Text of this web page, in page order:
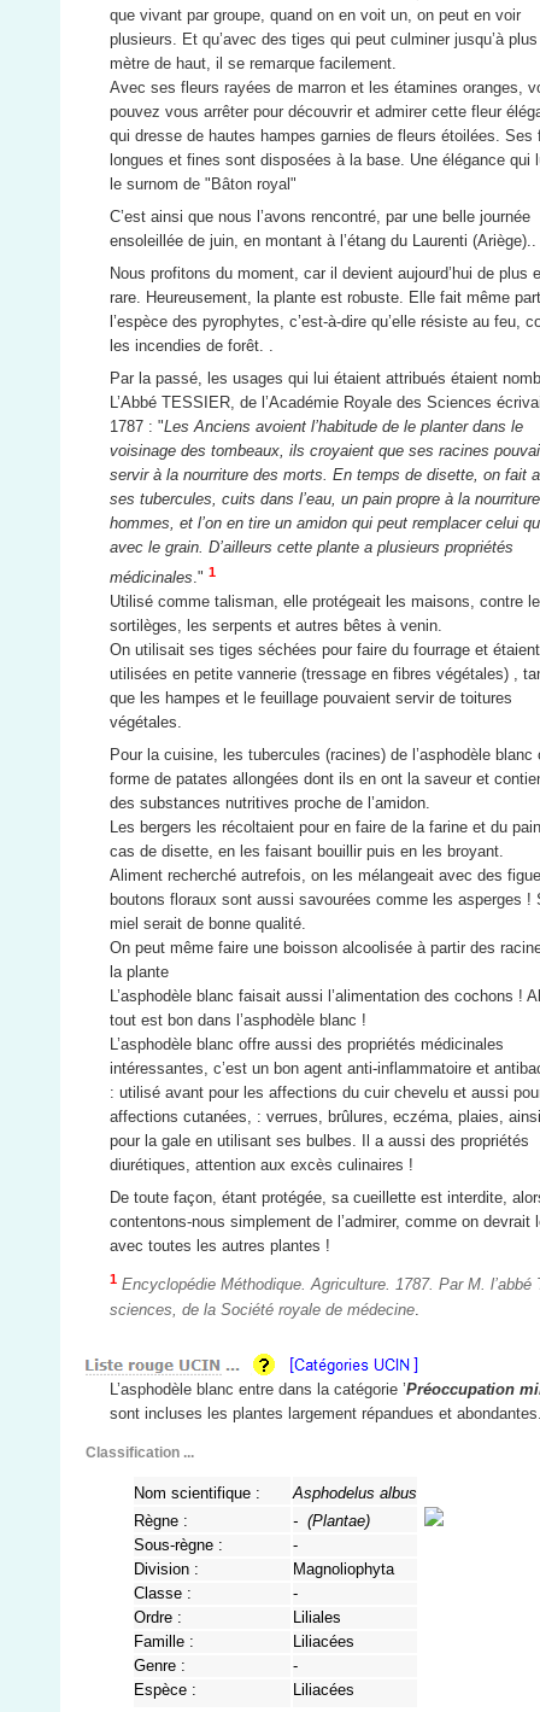
que vivant par groupe, quand on en voit un, on peut en voir
plusieurs. Et qu’avec des tiges qui peut culminer jusqu’à plus
mètre de haut, il se remarque facilement.
Avec ses fleurs rayées de marron et les étamines oranges,
pouvez vous arrêter pour découvrir et admirer cette fleur
qui dresse de hautes hampes garnies de fleurs étoilées. Ses
longues et fines sont disposées à la base. Une élégance qui
le surnom de "Bâton royal"
C’est ainsi que nous l’avons rencontré, par une belle journée
ensoleillée de juin, en montant à l’étang du Laurenti (Ariège)..
Nous profitons du moment, car il devient aujourd’hui de plus
rare. Heureusement, la plante est robuste. Elle fait même
l’espèce des pyrophytes, c’est-à-dire qu’elle résiste au feu,
les incendies de forêt. .
Par la passé, les usages qui lui étaient attribués étaient
L’Abbé TESSIER, de l’Académie Royale des Sciences
1787 : "Les Anciens avoient l’habitude de le planter dans le
voisinage des tombeaux, ils croyaient que ses racines
servir à la nourriture des morts. En temps de disette, on fait
ses tubercules, cuits dans l’eau, un pain propre à la
hommes, et l’on en tire un amidon qui peut remplacer celui
avec le grain. D’ailleurs cette plante a plusieurs propriétés
médicinales." 1
Utilisé comme talisman, elle protégeait les maisons, contre
sortilèges, les serpents et autres bêtes à venin.
On utilisait ses tiges séchées pour faire du fourrage et
utilisées en petite vannerie (tressage en fibres végétales) ,
que les hampes et le feuillage pouvaient servir de toitures
végétales.
Pour la cuisine, les tubercules (racines) de l’asphodèle blanc
forme de patates allongées dont ils en ont la saveur et
des substances nutritives proche de l’amidon.
Les bergers les récoltaient pour en faire de la farine et du
cas de disette, en les faisant bouillir puis en les broyant.
Aliment recherché autrefois, on les mélangeait avec des
boutons floraux sont aussi savourées comme les asperges !
miel serait de bonne qualité.
On peut même faire une boisson alcoolisée à partir des
la plante
L’asphodèle blanc faisait aussi l’alimentation des cochons !
tout est bon dans l’asphodèle blanc !
L’asphodèle blanc offre aussi des propriétés médicinales
intéressantes, c’est un bon agent anti-inflammatoire et
: utilisé avant pour les affections du cuir chevelu et aussi
affections cutanées, : verrues, brûlures, eczéma, plaies,
pour la gale en utilisant ses bulbes. Il a aussi des propriétés
diurétiques, attention aux excès culinaires !
De toute façon, étant protégée, sa cueillette est interdite,
contentons-nous simplement de l’admirer, comme on devrait
avec toutes les autres plantes !
1 Encyclopédie Méthodique. Agriculture. 1787. Par M.
sciences, de la Société royale de médecine
L’asphodèle blanc entre dans la catégorie ’Préoccupation
sont incluses les plantes largement répandues et
Classification ...
Nom scientifique :
Asphodelus albus
Règne :
- (Plantae)
Sous-règne :
-
Division :
Magnoliophyta
Classe :
-
Ordre :
Liliales
Famille :
Liliacées
Genre :
-
Espèce :
Liliacées